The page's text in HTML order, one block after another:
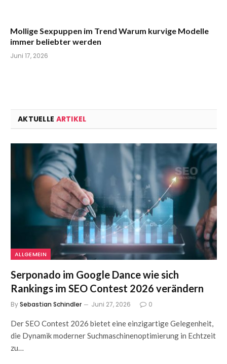
Mollige Sexpuppen im Trend Warum kurvige Modelle
immer beliebter werden
Juni 17, 2026
AKTUELLE ARTIKEL
ALLGEMEIN
Serponado im Google Dance wie sich
Rankings im SEO Contest 2026 verändern
BySebastian Schindler Juni 27, 2026 0
Der SEO Contest 2026 bietet eine einzigartige Gelegenheit,
die Dynamik moderner Suchmaschinenoptimierung in Echtzeit
zu…